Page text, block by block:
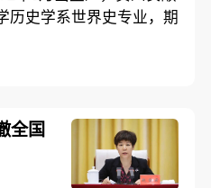
历史学系世界史专业，期
全国